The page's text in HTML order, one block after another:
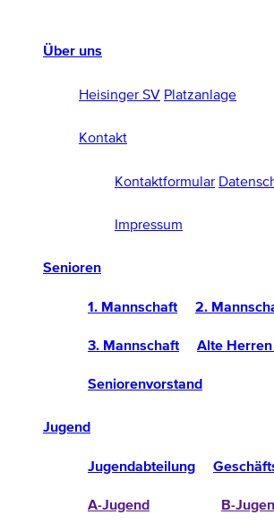
Über uns
Heisinger SV Platzanlage
Kontakt
Kontaktformular
Impressum
Senioren
1. Mannschaft 2.
3. Mannschaft Alte
Seniorenvorstand
Jugend
Jugendabteilung
A-Jugend B-